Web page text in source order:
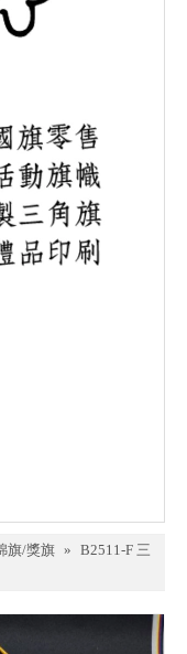
旗/獎旗 » B2511-F 三